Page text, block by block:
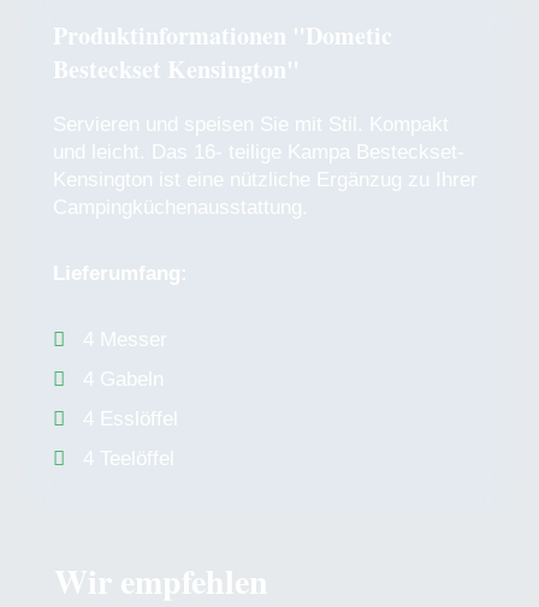
Produktinformationen "Dometic
Besteckset Kensington"
Servieren und speisen Sie mit Stil. Kompakt
und leicht. Das 16- teilige Kampa Besteckset-
Kensington ist eine nützliche Ergänzug zu Ihrer
Campingküchenausstattung.
Lieferumfang:
4 Messer
4 Gabeln
4 Esslöffel
4 Teelöffel
Produktgalerie überspringen
Wir empfehlen